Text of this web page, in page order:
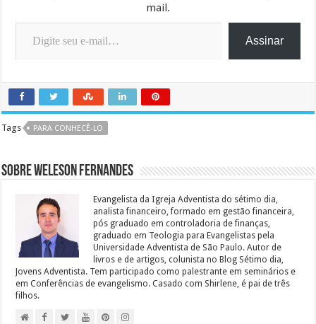
mail.
Digite seu e-mail…
Assinar
Tags PARA CONHECÊ-LO
Sobre Weleson Fernandes
Evangelista da Igreja Adventista do sétimo dia,
analista financeiro, formado em gestão financeira,
pós graduado em controladoria de finanças,
graduado em Teologia para Evangelistas pela
Universidade Adventista de São Paulo. Autor de
livros e de artigos, colunista no Blog Sétimo dia,
Jovens Adventista. Tem participado como palestrante em seminários e
em Conferências de evangelismo. Casado com Shirlene, é pai de três
filhos.